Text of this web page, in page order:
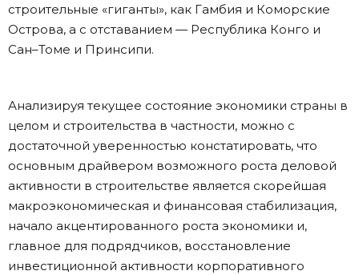
строительные «гиганты», как Гамбия и Коморские
Острова, а с отставанием — Республика Конго и
Сан–Томе и Принсипи.
Анализируя текущее состояние экономики страны в
целом и строительства в частности, можно с
достаточной уверенностью констатировать, что
основным драйвером возможного роста деловой
активности в строительстве является скорейшая
макроэкономическая и финансовая стабилизация,
начало акцентированного роста экономики и,
главное для подрядчиков, восстановление
инвестиционной активности корпоративного